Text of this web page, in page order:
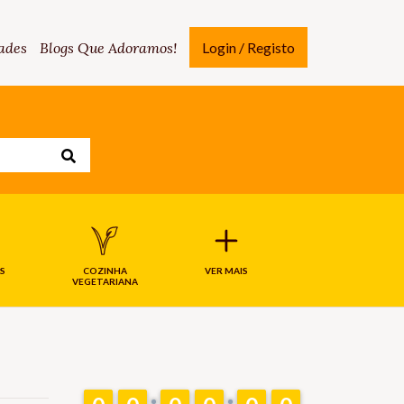
Blogs Que Adoramos! Login / Registo
COZINHA
VEGETARIANA
VER MAIS